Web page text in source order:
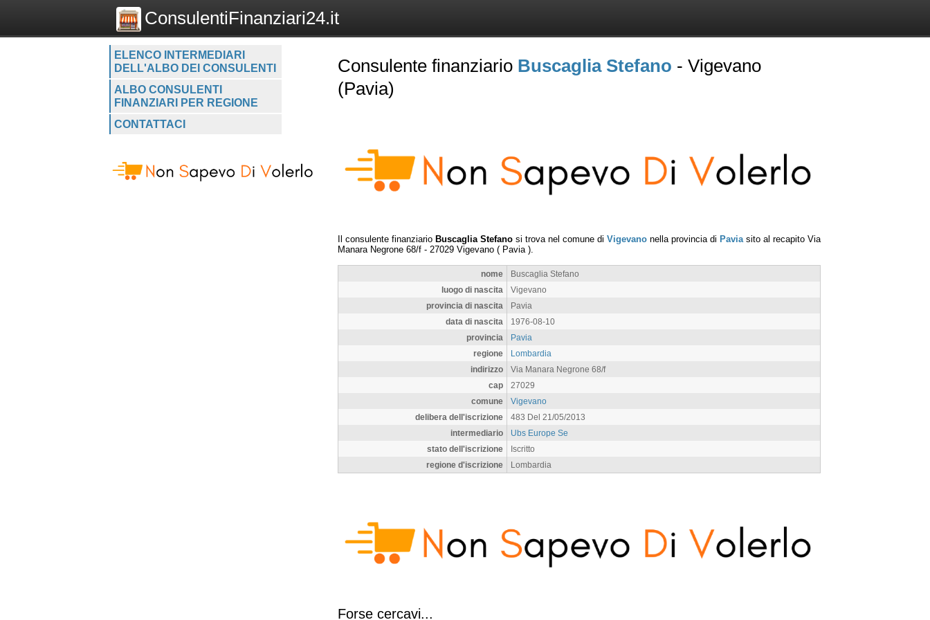
ConsulentiFinanziari24.it
ELENCO INTERMEDIARI
DELL'ALBO DEI CONSULENTI
ALBO CONSULENTI
FINANZIARI PER REGIONE
CONTATTACI
Consulente finanziario Buscaglia Stefano - Vigevano
(Pavia)
Il consulente finanziario Buscaglia Stefano si trova nel comune di Vigevano nella provincia di Pavia sito al recapito Via
Manara Negrone 68/f - 27029 Vigevano ( Pavia ).
nome
Buscaglia Stefano
luogo di nascita
Vigevano
provincia di nascita
Pavia
data di nascita
1976-08-10
provincia
Pavia
regione
Lombardia
indirizzo
Via Manara Negrone 68/f
cap
27029
comune
Vigevano
delibera dell'iscrizione
483 Del 21/05/2013
intermediario
Ubs Europe Se
stato dell'iscrizione
Iscritto
regione d'iscrizione
Lombardia
Forse cercavi...